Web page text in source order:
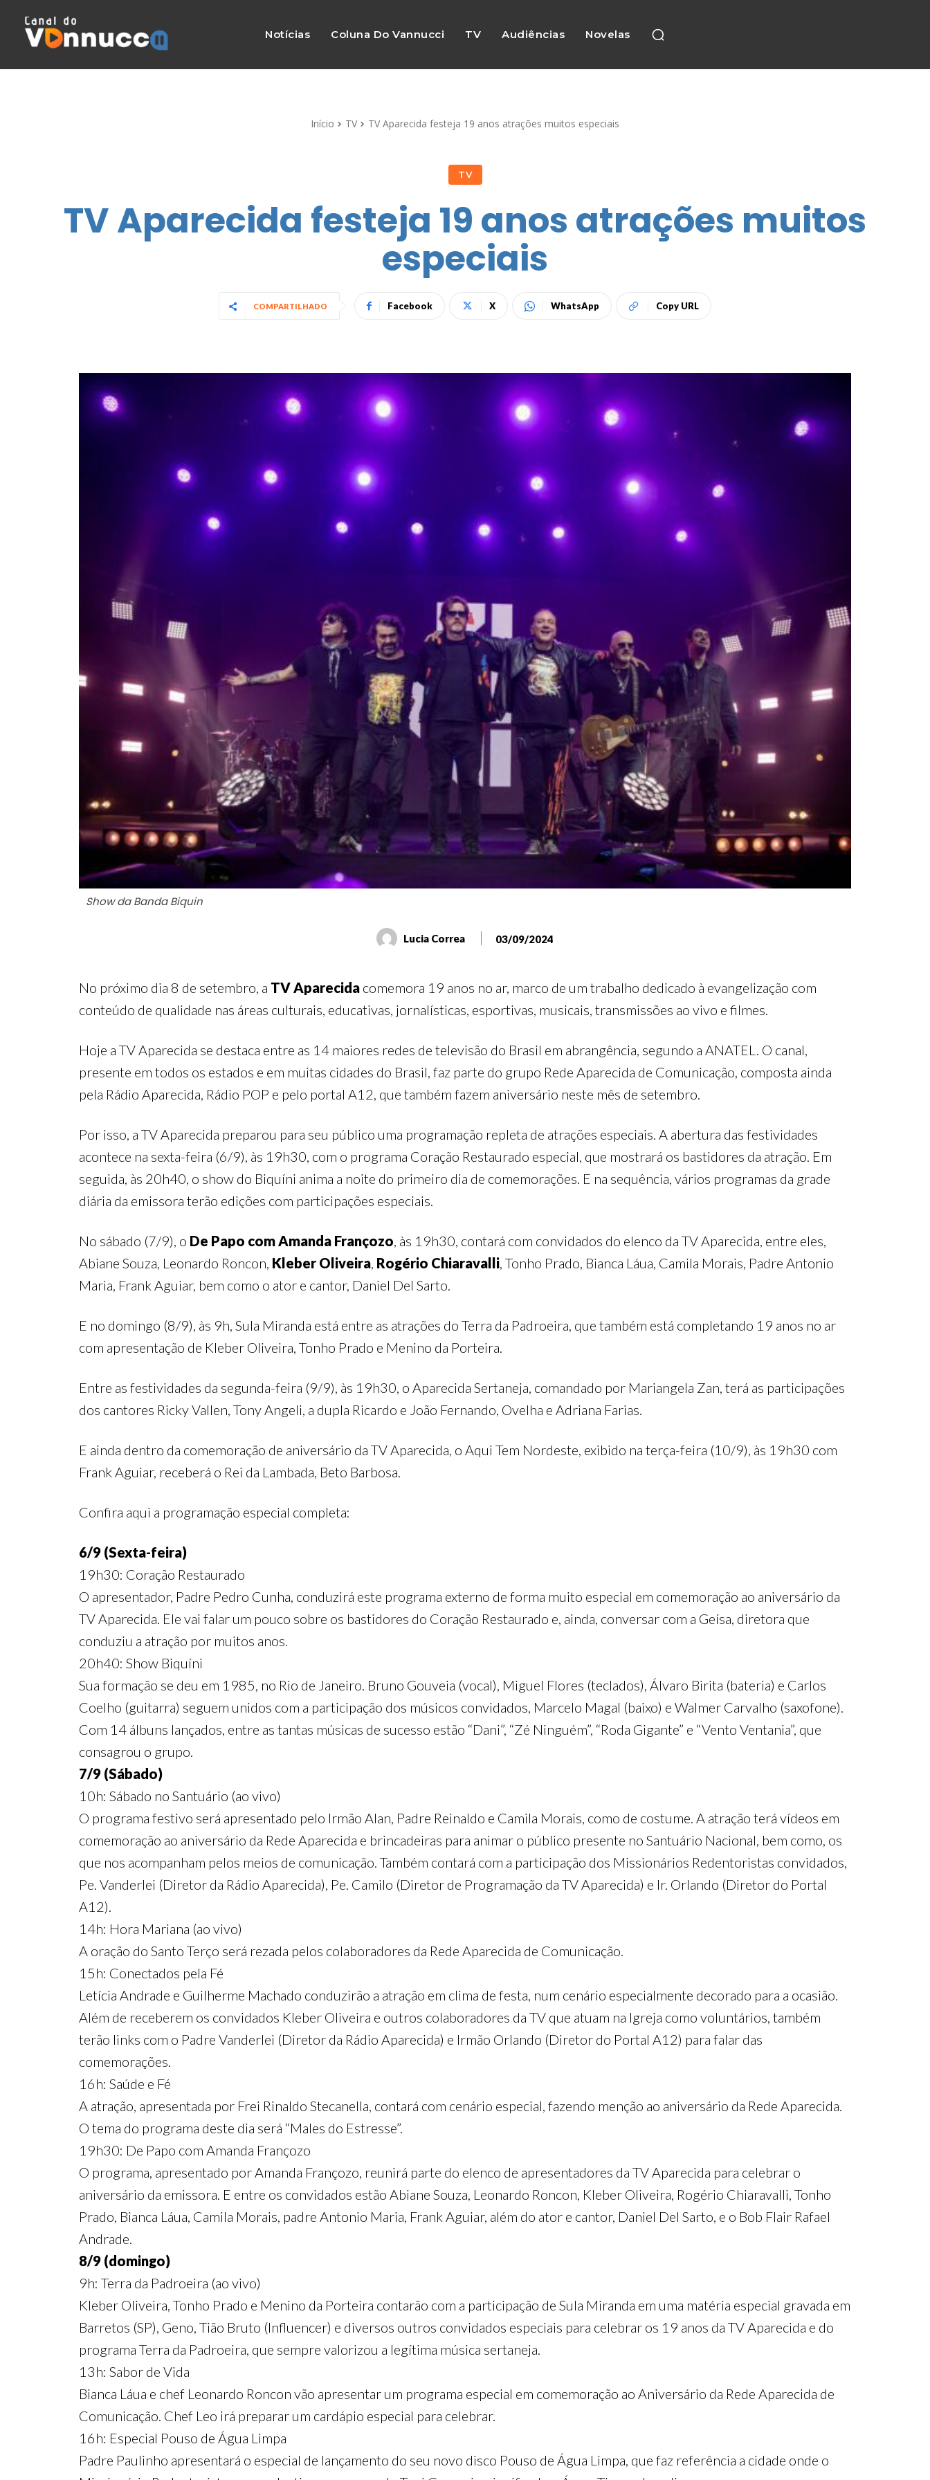
Notícias Coluna Do Vannucci TV Audiências Novelas
Início TV TV Aparecida festeja 19 anos atrações muitos especiais
TV
TV Aparecida festeja 19 anos atrações muitos
especiais
COMPARTILHADO Facebook X WhatsApp Copy URL
Show da Banda Biquin
Lucia Correa 03/09/2024
No próximo dia 8 de setembro, a TV Aparecida comemora 19 anos no ar, marco de um trabalho dedicado à evangelização com
conteúdo de qualidade nas áreas culturais, educativas, jornalísticas, esportivas, musicais, transmissões ao vivo e filmes.
Hoje a TV Aparecida se destaca entre as 14 maiores redes de televisão do Brasil em abrangência, segundo a ANATEL. O canal,
presente em todos os estados e em muitas cidades do Brasil, faz parte do grupo Rede Aparecida de Comunicação, composta ainda
pela Rádio Aparecida, Rádio POP e pelo portal A12, que também fazem aniversário neste mês de setembro.
Por isso, a TV Aparecida preparou para seu público uma programação repleta de atrações especiais. A abertura das festividades
acontece na sexta-feira (6/9), às 19h30, com o programa Coração Restaurado especial, que mostrará os bastidores da atração. Em
seguida, às 20h40, o show do Biquíni anima a noite do primeiro dia de comemorações. E na sequência, vários programas da grade
diária da emissora terão edições com participações especiais.
No sábado (7/9), o De Papo com Amanda Françozo, às 19h30, contará com convidados do elenco da TV Aparecida, entre eles,
Abiane Souza, Leonardo Roncon, Kleber Oliveira, Rogério Chiaravalli, Tonho Prado, Bianca Láua, Camila Morais, Padre Antonio
Maria, Frank Aguiar, bem como o ator e cantor, Daniel Del Sarto.
E no domingo (8/9), às 9h, Sula Miranda está entre as atrações do Terra da Padroeira, que também está completando 19 anos no ar
com apresentação de Kleber Oliveira, Tonho Prado e Menino da Porteira.
Entre as festividades da segunda-feira (9/9), às 19h30, o Aparecida Sertaneja, comandado por Mariangela Zan, terá as participações
dos cantores Ricky Vallen, Tony Angeli, a dupla Ricardo e João Fernando, Ovelha e Adriana Farias.
E ainda dentro da comemoração de aniversário da TV Aparecida, o Aqui Tem Nordeste, exibido na terça-feira (10/9), às 19h30 com
Frank Aguiar, receberá o Rei da Lambada, Beto Barbosa.
Confira aqui a programação especial completa:
6/9 (Sexta-feira)
19h30: Coração Restaurado
O apresentador, Padre Pedro Cunha, conduzirá este programa externo de forma muito especial em comemoração ao aniversário da
TV Aparecida. Ele vai falar um pouco sobre os bastidores do Coração Restaurado e, ainda, conversar com a Geísa, diretora que
conduziu a atração por muitos anos.
20h40: Show Biquíni
Sua formação se deu em 1985, no Rio de Janeiro. Bruno Gouveia (vocal), Miguel Flores (teclados), Álvaro Birita (bateria) e Carlos
Coelho (guitarra) seguem unidos com a participação dos músicos convidados, Marcelo Magal (baixo) e Walmer Carvalho (saxofone).
Com 14 álbuns lançados, entre as tantas músicas de sucesso estão “Dani”, “Zé Ninguém”, “Roda Gigante” e “Vento Ventania”, que
consagrou o grupo.
7/9 (Sábado)
10h: Sábado no Santuário (ao vivo)
O programa festivo será apresentado pelo Irmão Alan, Padre Reinaldo e Camila Morais, como de costume. A atração terá vídeos em
comemoração ao aniversário da Rede Aparecida e brincadeiras para animar o público presente no Santuário Nacional, bem como, os
que nos acompanham pelos meios de comunicação. Também contará com a participação dos Missionários Redentoristas convidados,
Pe. Vanderlei (Diretor da Rádio Aparecida), Pe. Camilo (Diretor de Programação da TV Aparecida) e Ir. Orlando (Diretor do Portal
A12).
14h: Hora Mariana (ao vivo)
A oração do Santo Terço será rezada pelos colaboradores da Rede Aparecida de Comunicação.
15h: Conectados pela Fé
Letícia Andrade e Guilherme Machado conduzirão a atração em clima de festa, num cenário especialmente decorado para a ocasião.
Além de receberem os convidados Kleber Oliveira e outros colaboradores da TV que atuam na Igreja como voluntários, também
terão links com o Padre Vanderlei (Diretor da Rádio Aparecida) e Irmão Orlando (Diretor do Portal A12) para falar das
comemorações.
16h: Saúde e Fé
A atração, apresentada por Frei Rinaldo Stecanella, contará com cenário especial, fazendo menção ao aniversário da Rede Aparecida.
O tema do programa deste dia será “Males do Estresse”.
19h30: De Papo com Amanda Françozo
O programa, apresentado por Amanda Françozo, reunirá parte do elenco de apresentadores da TV Aparecida para celebrar o
aniversário da emissora. E entre os convidados estão Abiane Souza, Leonardo Roncon, Kleber Oliveira, Rogério Chiaravalli, Tonho
Prado, Bianca Láua, Camila Morais, padre Antonio Maria, Frank Aguiar, além do ator e cantor, Daniel Del Sarto, e o Bob Flair Rafael
Andrade.
8/9 (domingo)
9h: Terra da Padroeira (ao vivo)
Kleber Oliveira, Tonho Prado e Menino da Porteira contarão com a participação de Sula Miranda em uma matéria especial gravada em
Barretos (SP), Geno, Tião Bruto (Influencer) e diversos outros convidados especiais para celebrar os 19 anos da TV Aparecida e do
programa Terra da Padroeira, que sempre valorizou a legítima música sertaneja.
13h: Sabor de Vida
Bianca Láua e chef Leonardo Roncon vão apresentar um programa especial em comemoração ao Aniversário da Rede Aparecida de
Comunicação. Chef Leo irá preparar um cardápio especial para celebrar.
16h: Especial Pouso de Água Limpa
Padre Paulinho apresentará o especial de lançamento do seu novo disco Pouso de Água Limpa, que faz referência a cidade onde o